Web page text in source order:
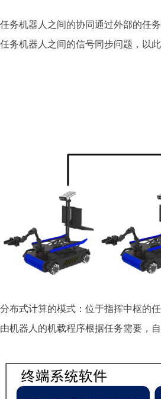
务机器人之间的协同通过外部的任
务机器人之间的信号同步问题，以
布式计算的模式：位于指挥中枢的
机器人的机载程序根据任务需要，